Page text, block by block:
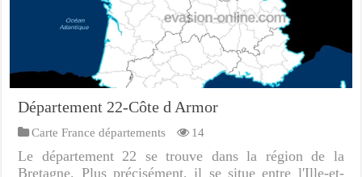
Département 22-Côte d Armor
Carte France départements 14
Le département 22 se trouve dans la région de la
Bretagne. Plus précisément, il se situe entre l'Ille-et-